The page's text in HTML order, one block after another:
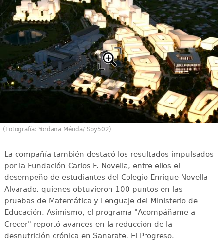
(Fotografía: Yordana Mérida/ Soy502)
La compañía también destacó los resultados impulsados
por la Fundación Carlos F. Novella, entre ellos el
desempeño de estudiantes del Colegio Enrique Novella
Alvarado, quienes obtuvieron 100 puntos en las
pruebas de Matemática y Lenguaje del Ministerio de
Educación. Asimismo, el programa "Acompáñame a
Crecer" reportó avances en la reducción de la
desnutrición crónica en Sanarate, El Progreso.